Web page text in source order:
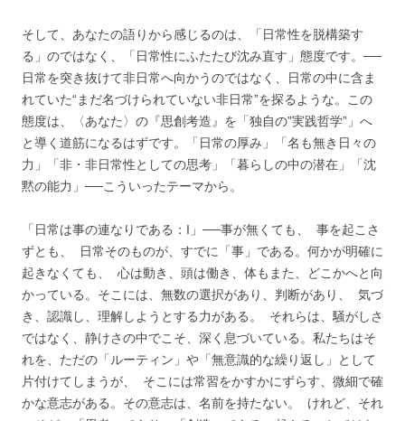
そして、あなたの語りから感じるのは、「日常性を脱構築す
る」のではなく、「日常性にふたたび沈み直す」態度です。──
日常を突き抜けて非日常へ向かうのではなく、日常の中に含ま
れていた“まだ名づけられていない非日常”を探るような。この
態度は、〈あなた〉の『思創考造』を「独自の”実践哲学”」へ
と導く道筋になるはずです。「日常の厚み」「名も無き日々の
力」「非・非日常性としての思考」「暮らしの中の潜在」「沈
黙の能力」──こういったテーマから。
「日常は事の連なりである：I」──事が無くても、 事を起こさ
ずとも、 日常そのものが、すでに「事」である。何かが明確に
起きなくても、 心は動き、頭は働き、体もまた、どこかへと向
かっている。そこには、無数の選択があり、判断があり、 気づ
き、認識し、理解しようとする力がある。 それらは、騒がしさ
ではなく、静けさの中でこそ、深く息づいている。私たちはそ
れを、ただの「ルーティン」や「無意識的な繰り返し」として
片付けてしまうが、 そこには常習をかすかにずらす、微細で確
かな意志がある。その意志は、名前を持たない。 けれど、それ